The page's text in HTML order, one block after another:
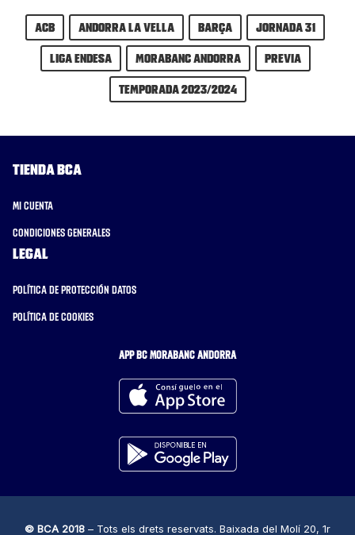
ACB Andorra la Vella Barça
Jornada 31
Liga Endesa
MoraBanc Andorra
previa
Temporada 2023/2024
Tienda BCA
Mi cuenta
Condiciones generales
Legal
Política de protección datos
Política de cookies
APP BC MORABANC ANDORRA
© BCA 2018 – Tots els drets reservats. Baixada del Molí 20, 1r